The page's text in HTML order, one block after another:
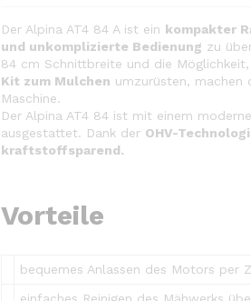
Der Alpina AT4 84 A ist ein kompakter
und unkomplizierte Bedienung zu
84 cm Schnittbreite und die
Kit zum Mulchen umzurüsten, machen
Maschine.
Der Alpina AT4 84 ist mit einem
ausgestattet. Dank der OHV-
kraftstoffsparend.
Vorteile
bequemes Anlassen des Motors per
einfaches Reinigen des Mähwerks